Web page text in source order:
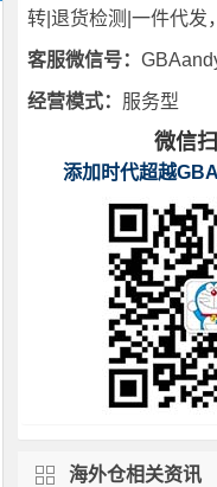
转|退货检测|一件代发
客服微信号：
经营模式： 服务型
微信
添加时代超越
海外仓相关资讯